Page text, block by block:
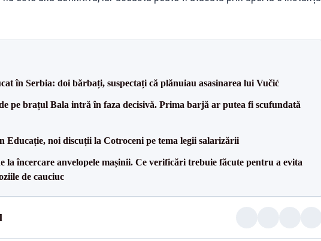
în Serbia: doi bărbați, suspectați că plănuiau asasinarea lui Vučić
pe brațul Bala intră în faza decisivă. Prima barjă ar putea fi scufundată
Educație, noi discuții la Cotroceni pe tema legii salarizării
la încercare anvelopele mașinii. Ce verificări trebuie făcute pentru a evita
de cauciuc